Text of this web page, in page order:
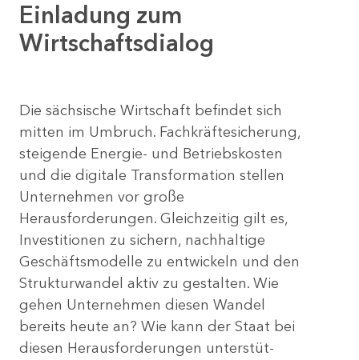
Einladung zum
Wirtschaftsdialog
Die sächsische Wirtschaft befindet sich
mitten im Umbruch. Fachkräftesicherung,
steigende Energie- und Betriebskosten
und die digitale Transformation stellen
Unternehmen vor große
Herausforderungen. Gleichzeitig gilt es,
Investitionen zu sichern, nachhaltige
Geschäftsmodelle zu entwickeln und den
Strukturwandel aktiv zu gestalten. Wie
gehen Unternehmen diesen Wandel
bereits heute an? Wie kann der Staat bei
diesen Herausforderungen unterstüt-